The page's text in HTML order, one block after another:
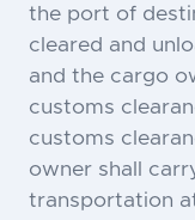
the port of
cleared and
and the cargo
customs
customs
owner shall
transportation